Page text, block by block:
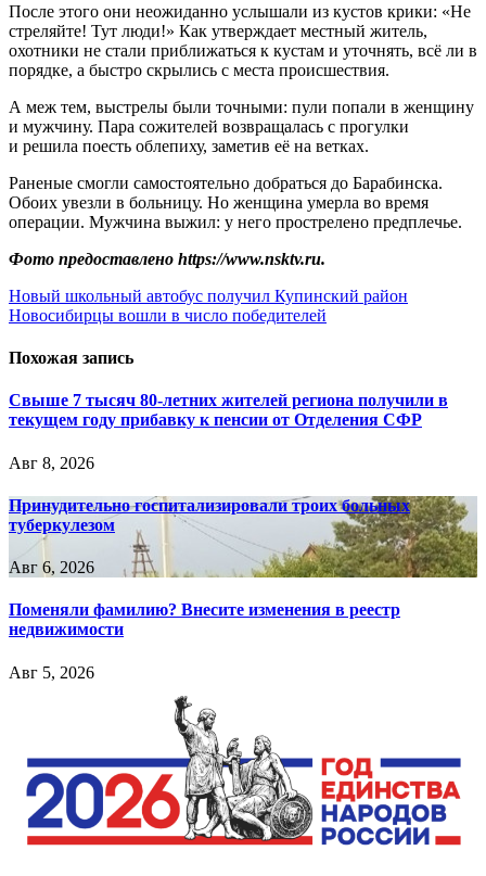
После этого они неожиданно услышали из кустов крики: «Не
стреляйте! Тут люди!» Как утверждает местный житель,
охотники не стали приближаться к кустам и уточнять, всё ли в
порядке, а быстро скрылись с места происшествия.
А меж тем, выстрелы были точными: пули попали в женщину
и мужчину. Пара сожителей возвращалась с прогулки
и решила поесть облепиху, заметив её на ветках.
Раненые смогли самостоятельно добраться до Барабинска.
Обоих увезли в больницу. Но женщина умерла во время
операции. Мужчина выжил: у него прострелено предплечье.
Фото предоставлено https://www.nsktv.ru.
Навигация
по
записям
Новый школьный автобус получил Купинский район
Новосибирцы вошли в число победителей
Похожая запись
Свыше 7 тысяч 80-летних жителей региона получили в
текущем году прибавку к пенсии от Отделения СФР
Авг 8, 2026
Принудительно госпитализировали троих больных
туберкулезом
Авг 6, 2026
Поменяли фамилию? Внесите изменения в реестр
недвижимости
Авг 5, 2026